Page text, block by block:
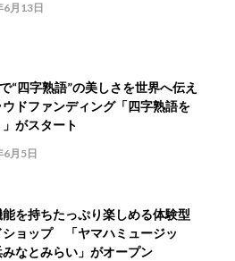
月13日
“四字熟語”の美しさを世界へ伝え
ウドファンディング「四字熟語を
がスタート
月5日
を持ちたっぷり楽しめる体験型
ショップ 「ヤマハミュージッ
なとみらい」がオープン